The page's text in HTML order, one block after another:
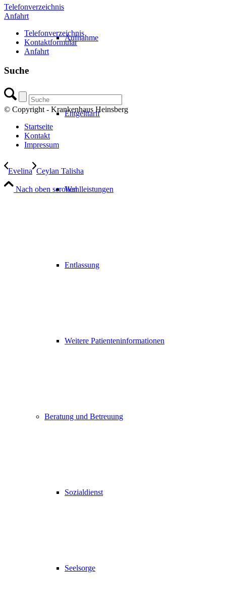
Aufnahme
Entgelttarif
Wahlleistungen
Entlassung
Weitere Patienteninformationen
Beratung und Betreuung
Sozialdienst
Seelsorge
Telefonverzeichnis
Anfahrt
Telefonverzeichnis
Kontaktformular
Anfahrt
Suche
© Copyright - Krankenhaus Heinsberg
Startseite
Kontakt
Impressum
Evelina Ceylan Talisha
Nach oben scrollen